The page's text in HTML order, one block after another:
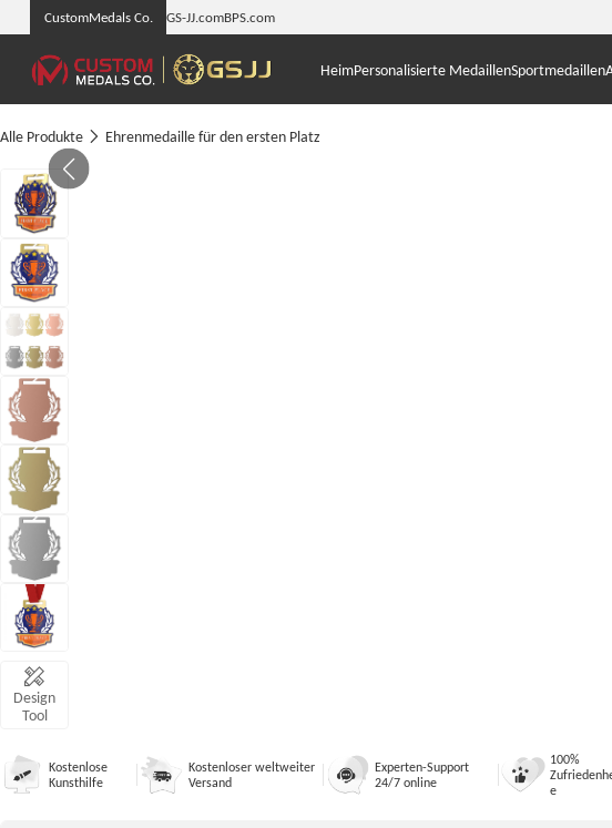
CustomMedals Co. GS-JJ.comBPS.com
HeimPersonalisierte MedaillenSportmedaillen
Alle Produkte Ehrenmedaille für den ersten Platz
Design
Tool
Kostenlose
Kunsthilfe
Kostenloser weltweiter
Versand
Experten-Support
24/7 online
100%
e